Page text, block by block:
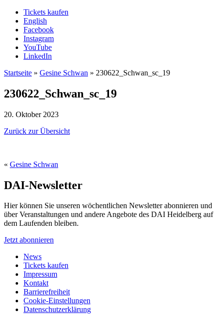
Tickets kaufen
English
Facebook
Instagram
YouTube
LinkedIn
Startseite » Gesine Schwan » 230622_Schwan_sc_19
230622_Schwan_sc_19
20. Oktober 2023
Zurück zur Übersicht
« Gesine Schwan
DAI-Newsletter
Hier können Sie unseren wöchentlichen Newsletter abonnieren und
über Veranstaltungen und andere Angebote des DAI Heidelberg auf
dem Laufenden bleiben.
Jetzt abonnieren
News
Tickets kaufen
Impressum
Kontakt
Barrierefreiheit
Cookie-Einstellungen
Datenschutzerklärung